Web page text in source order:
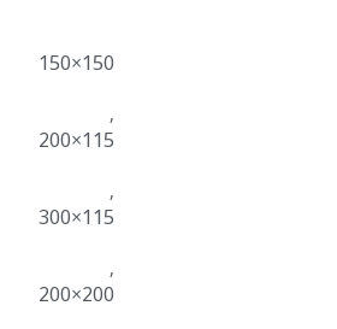
150×150
,
115×200
,
115×300
,
200×200